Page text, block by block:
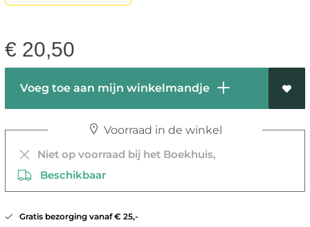
€ 20,50
Voeg toe aan mijn winkelmandje
Voorraad in de winkel
Niet op voorraad bij het Boekhuis,
Beschikbaar
Gratis bezorging vanaf € 25,-